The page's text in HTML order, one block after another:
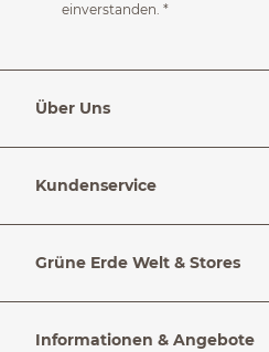
einverstanden. *
Über Uns
Kundenservice
Grüne Erde Welt & Stores
Informationen & Angebote